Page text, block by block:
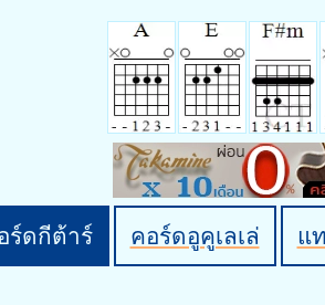
ร์ดกีต้าร์ คอร์ดอูคูเลเล่ แ